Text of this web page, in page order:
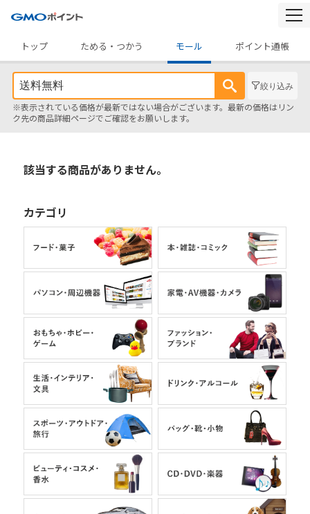
トップ
ためる・つかう モール ポイント通帳
絞り込み
※表示されている価格が最新ではない場合がございます。最新の価格はリン
ク先の商品詳細ページでご確認をお願いします。
該当する商品がありません。
カテゴリ